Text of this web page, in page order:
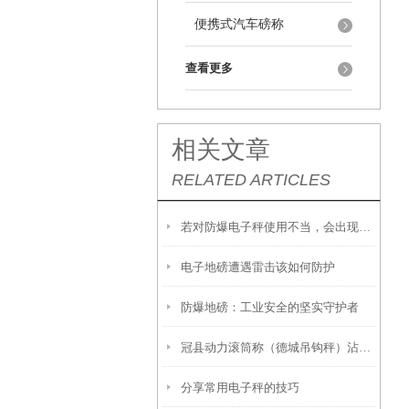
便携式汽车磅称
查看更多
相关文章
RELATED ARTICLES
若对防爆电子秤使用不当，会出现哪些问题？
电子地磅遭遇雷击该如何防护
防爆地磅：工业安全的坚实守护者
冠县动力滚筒称（德城吊钩秤）沾化轴重秤
分享常用电子秤的技巧